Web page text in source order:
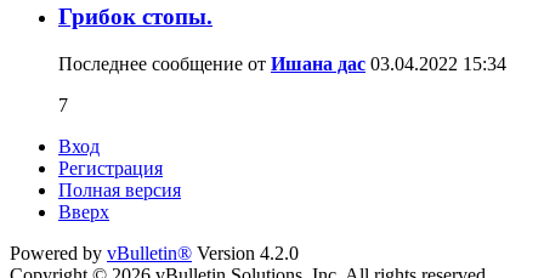
Грибок стопы.
Последнее сообщение от Ишана дас 03.04.2022 15:34
7
Вход
Регистрация
Полная версия
Вверх
Powered by vBulletin® Version 4.2.0